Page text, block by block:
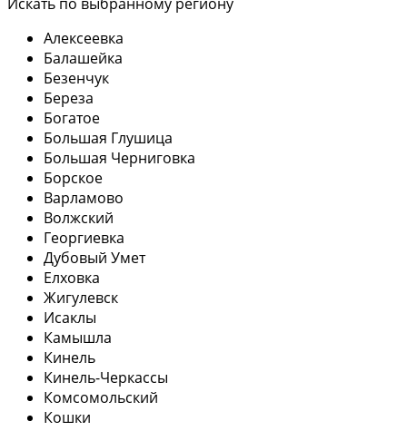
Алексеевка
Балашейка
Безенчук
Береза
Богатое
Большая Глушица
Большая Черниговка
Борское
Варламово
Волжский
Георгиевка
Дубовый Умет
Елховка
Жигулевск
Исаклы
Камышла
Кинель
Кинель-Черкассы
Комсомольский
Кошки